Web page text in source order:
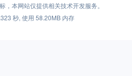
，本网站仅提供相关技术开发服务。
秒, 使用 58.20MB 内存